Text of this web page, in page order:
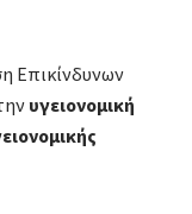
Επικίνδυνων
υγειονομική